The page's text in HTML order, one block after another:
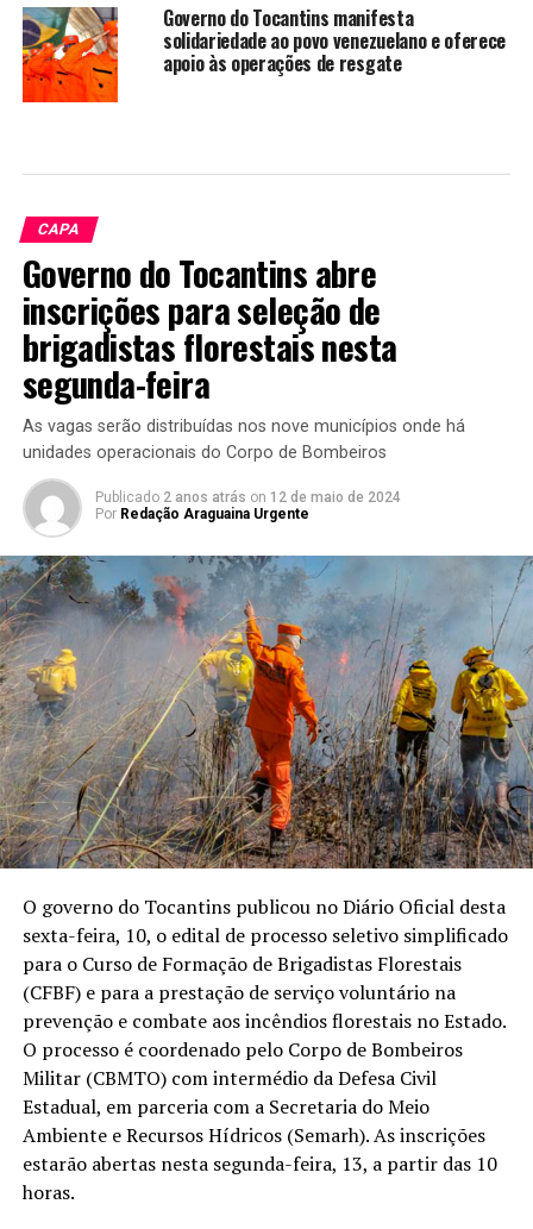
Governo do Tocantins manifesta
solidariedade ao povo venezuelano e oferece
apoio às operações de resgate
CAPA
Governo do Tocantins abre
inscrições para seleção de
brigadistas florestais nesta
segunda-feira
As vagas serão distribuídas nos nove municípios onde há
unidades operacionais do Corpo de Bombeiros
Publicado 2 anos atrás on 12 de maio de 2024
Por Redação Araguaina Urgente
O governo do Tocantins publicou no Diário Oficial desta
sexta-feira, 10, o edital de processo seletivo simplificado
para o Curso de Formação de Brigadistas Florestais
(CFBF) e para a prestação de serviço voluntário na
prevenção e combate aos incêndios florestais no Estado.
O processo é coordenado pelo Corpo de Bombeiros
Militar (CBMTO) com intermédio da Defesa Civil
Estadual, em parceria com a Secretaria do Meio
Ambiente e Recursos Hídricos (Semarh). As inscrições
estarão abertas nesta segunda-feira, 13, a partir das 10
horas.